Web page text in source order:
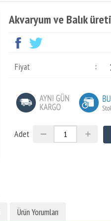
Akvaryum ve Balık
Fiyat :
Adet
Ürün Yorumları